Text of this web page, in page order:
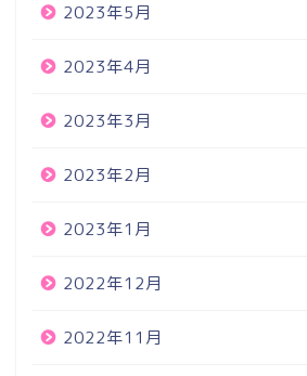
2023年5月
2023年4月
2023年3月
2023年2月
2023年1月
2022年12月
2022年11月